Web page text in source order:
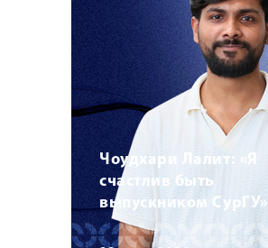
Чоудхари Лалит: «Я
счастлив быть
выпускником СурГУ»